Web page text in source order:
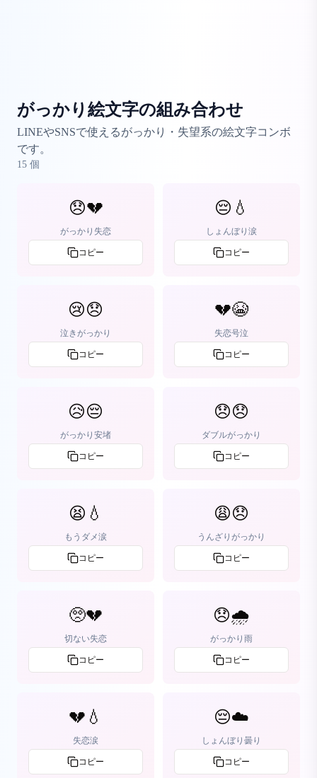
がっかり絵文字の組み合わせ
LINEやSNSで使えるがっかり・失望系の絵文字コンボ
です。
15 個
😞💔
がっかり失恋
コピー
😔💧
しょんぼり涙
コピー
😢😞
泣きがっかり
コピー
💔😭
失恋号泣
コピー
😥😔
がっかり安堵
コピー
😞😞
ダブルがっかり
コピー
😫💧
もうダメ涙
コピー
😩😞
うんざりがっかり
コピー
🥺💔
切ない失恋
コピー
😞🌧️
がっかり雨
コピー
💔💧
失恋涙
コピー
😔☁️
しょんぼり曇り
コピー